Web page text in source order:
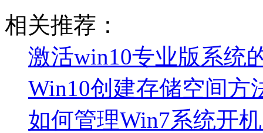
相关推荐：
激活win10专业版系统
Win10创建存储空间方
如何管理Win7系统开